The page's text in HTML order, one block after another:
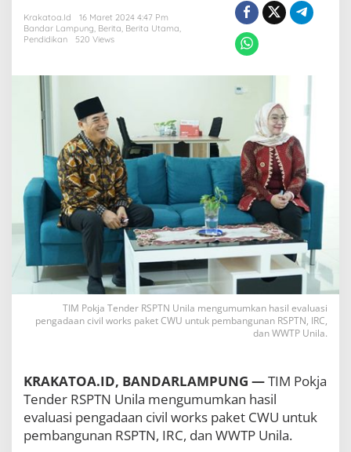
R
T
N
U
n
l
a
U
m
u
m
H
l
E
v
a
l
u
Krakatoa.id
16 Maret 2024 4:47 Pm
Bandar Lampung, Berita, Berita Utama,
Pendidikan
520 Views
TIM Pokja Tender RSPTN Unila mengumumkan hasil evaluasi
pengadaan civil works paket CWU untuk pembangunan RSPTN, IRC,
dan WWTP Unila.
KRAKATOA.ID, BANDARLAMPUNG —TIM Pokja
Tender RSPTN Unila mengumumkan hasil
evaluasi pengadaan civil works paket CWU untuk
pembangunan RSPTN, IRC, dan WWTP Unila.